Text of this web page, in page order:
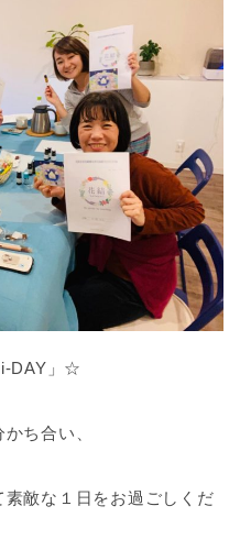
DAY」☆
ち合い、
敵な１日をお過ごしくだ